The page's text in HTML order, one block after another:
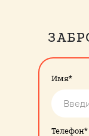
Имя*
Телефон*